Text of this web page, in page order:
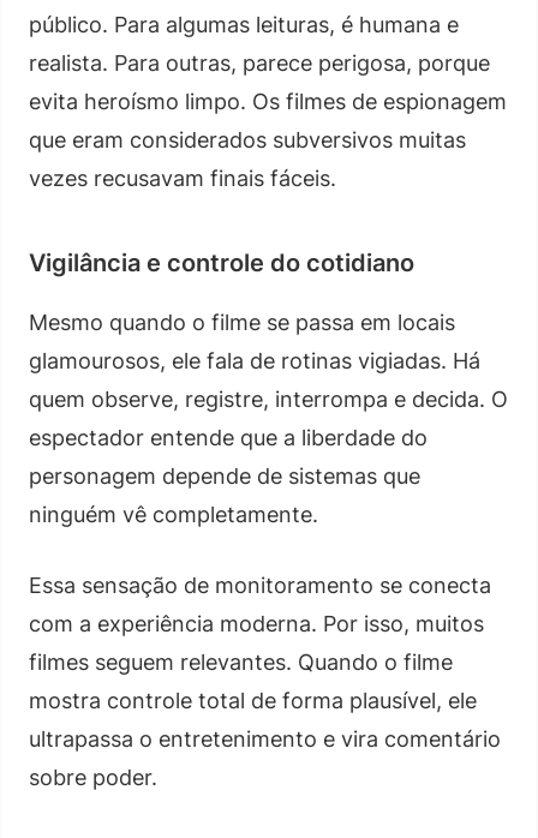
público. Para algumas leituras, é humana e
realista. Para outras, parece perigosa, porque
evita heroísmo limpo. Os filmes de espionagem
que eram considerados subversivos muitas
vezes recusavam finais fáceis.
Vigilância e controle do cotidiano
Mesmo quando o filme se passa em locais
glamourosos, ele fala de rotinas vigiadas. Há
quem observe, registre, interrompa e decida. O
espectador entende que a liberdade do
personagem depende de sistemas que
ninguém vê completamente.
Essa sensação de monitoramento se conecta
com a experiência moderna. Por isso, muitos
filmes seguem relevantes. Quando o filme
mostra controle total de forma plausível, ele
ultrapassa o entretenimento e vira comentário
sobre poder.